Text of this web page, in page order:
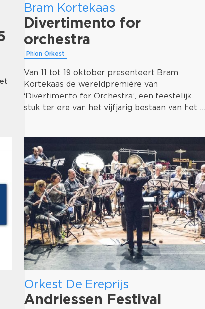
Bram Kortekaas
Divertimento for
orchestra
Phion Orkest
Van 11 tot 19 oktober presenteert Bram
Kortekaas de wereldpremière van
‘Divertimento for Orchestra’, een feestelijk
stuk ter ere van het vijfjarig bestaan van het …
Orkest De Ereprijs
Andriessen Festival